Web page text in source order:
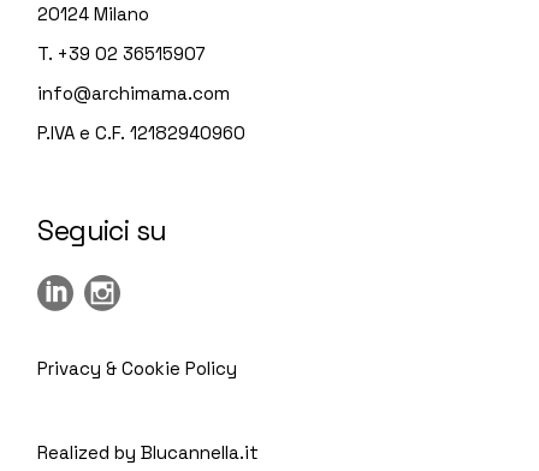
20124 Milano
T. +39 02 36515907
info@archimama.com
P.IVA e C.F. 12182940960
Seguici su
Privacy & Cookie Policy
Realized by Blucannella.it